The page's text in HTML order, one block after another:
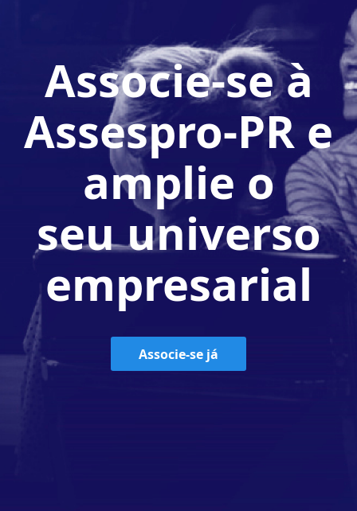
Associe-se à
Assespro-PR e
amplie o
seu universo
empresarial
Associe-se já